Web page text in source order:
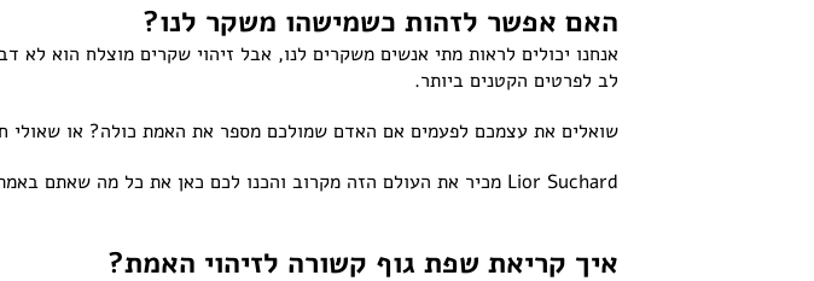
האם אפשר לזהות כשמישהו משקר לנו?
אנחנו יכולים לראות מתי אנשים משקרים לנו, אבל זיהוי שקרים מוצלח הוא
לב לפרטים הקטנים ביותר.
שואלים את עצמכם לפעמים אם האדם שמולכם מספר את האמת כולה? או
Lior Suchard מכיר את העולם הזה מקרוב והכנו לכם כאן את כל מה שאתם באמת צריכים לדעת כדי להבין מה קורה מתחת לפני השטח ואיך לקרוא אנשים נכון.
איך קריאת שפת גוף קשורה לזיהוי האמת?